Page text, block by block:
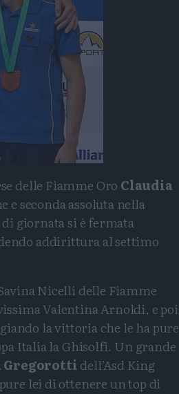
delle Fiamme Oro Claudia
seconda assoluta nella
giornata si è fermata
addirittura al settimo
Nicelli delle Fiamme
Valentina Arnoldi, e poi
la vittoria che le ha pure
Italia la Ghisolfi. Un grande
Gregorottidell’Asd King
lei di ottenere un top di